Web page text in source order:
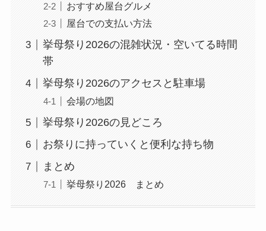
おすすめ屋台グルメ
屋台での支払い方法
挙母祭り2026の混雑状況・空いてる時間
帯
挙母祭り2026のアクセスと駐車場
会場の地図
挙母祭り2026の見どころ
お祭りに持っていくと便利な持ち物
まとめ
挙母祭り2026 まとめ